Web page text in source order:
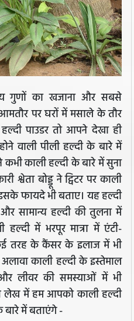
गुणों का खजाना और सबसे
पर घरों में मसाले के तौर
पाउडर तो आपने देखा ही
वाली पीली हल्दी के बारे में
काली हल्दी के बारे में सुना
श्वेता बोड्डू ने ट्विटर पर काली
फायदे भी बताए। यह हल्दी
सामान्य हल्दी की तुलना में
हल्दी में भरपूर मात्रा में एंटी-
तरह के कैंसर के इलाज में भी
काली हल्दी के इस्तेमाल
लीवर की समस्याओं में भी
में हम आपको काली हल्दी
में बताएंगे -